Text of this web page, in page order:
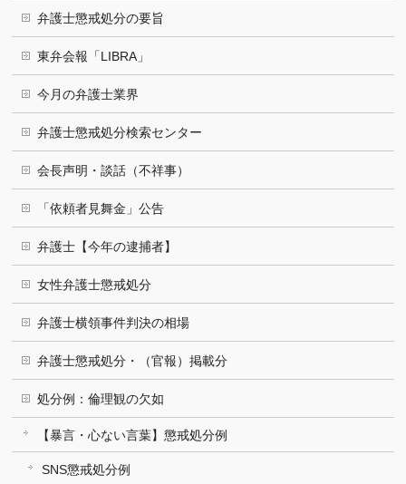
弁護士懲戒処分の要旨
東弁会報「LIBRA」
今月の弁護士業界
弁護士懲戒処分検索センター
会長声明・談話（不祥事）
「依頼者見舞金」公告
弁護士【今年の逮捕者】
女性弁護士懲戒処分
弁護士横領事件判決の相場
弁護士懲戒処分・（官報）掲載分
処分例：倫理観の欠如
【暴言・心ない言葉】懲戒処分例
SNS懲戒処分例